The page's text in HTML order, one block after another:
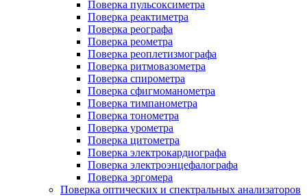
Поверка пульсоксиметра
Поверка реактиметра
Поверка реографа
Поверка реометра
Поверка реоплетизмографа
Поверка ритмовазометра
Поверка спирометра
Поверка сфигмоманометра
Поверка тимпанометра
Поверка тонометра
Поверка урометра
Поверка цитометра
Поверка электрокардиографа
Поверка электроэнцефалографа
Поверка эргомера
Поверка оптических и спектральных анализаторов